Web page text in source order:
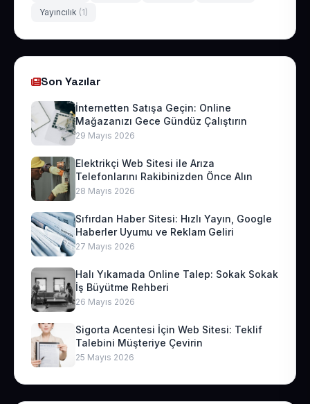
Yayıncılık (1)
Son Yazılar
İnternetten Satışa Geçin: Online
Mağazanızı Gece Gündüz Çalıştırın
29 Mayıs 2026
Elektrikçi Web Sitesi ile Arıza
Telefonlarını Rakibinizden Önce Alın
28 Mayıs 2026
Sıfırdan Haber Sitesi: Hızlı Yayın, Google
Haberler Uyumu ve Reklam Geliri
27 Mayıs 2026
Halı Yıkamada Online Talep: Sokak Sokak
İş Büyütme Rehberi
26 Mayıs 2026
Sigorta Acentesi İçin Web Sitesi: Teklif
Talebini Müşteriye Çevirin
25 Mayıs 2026